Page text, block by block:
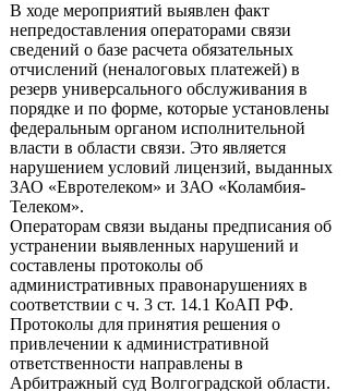
В ходе мероприятий выявлен факт
непредоставления операторами связи
сведений о базе расчета обязательных
отчислений (неналоговых платежей) в
резерв универсального обслуживания в
порядке и по форме, которые установлены
федеральным органом исполнительной
власти в области связи. Это является
нарушением условий лицензий, выданных
ЗАО «Евротелеком» и ЗАО «Коламбия-
Телеком».
Операторам связи выданы предписания об
устранении выявленных нарушений и
составлены протоколы об
административных правонарушениях в
соответствии с ч. 3 ст. 14.1 КоАП РФ.
Протоколы для принятия решения о
привлечении к административной
ответственности направлены в
Арбитражный суд Волгоградской области.